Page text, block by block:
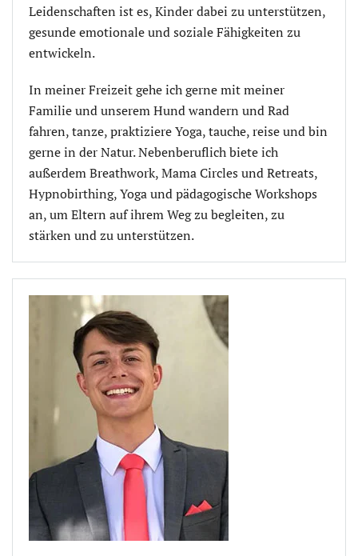
Leidenschaften ist es, Kinder dabei zu unterstützen,
gesunde emotionale und soziale Fähigkeiten zu
entwickeln.
In meiner Freizeit gehe ich gerne mit meiner
Familie und unserem Hund wandern und Rad
fahren, tanze, praktiziere Yoga, tauche, reise und bin
gerne in der Natur. Nebenberuflich biete ich
außerdem Breathwork, Mama Circles und Retreats,
Hypnobirthing, Yoga und pädagogische Workshops
an, um Eltern auf ihrem Weg zu begleiten, zu
stärken und zu unterstützen.